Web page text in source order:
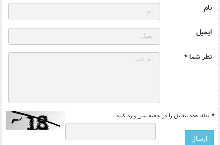
نام
ایمیل
نظر شما *
* لطفا عدد مقابل را در جعبه متن وارد کنید